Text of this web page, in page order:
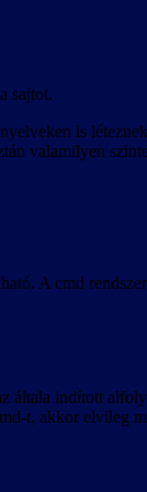
sajtot.
is
valamilyen
A cmd
általa indított
t, akkor elvileg